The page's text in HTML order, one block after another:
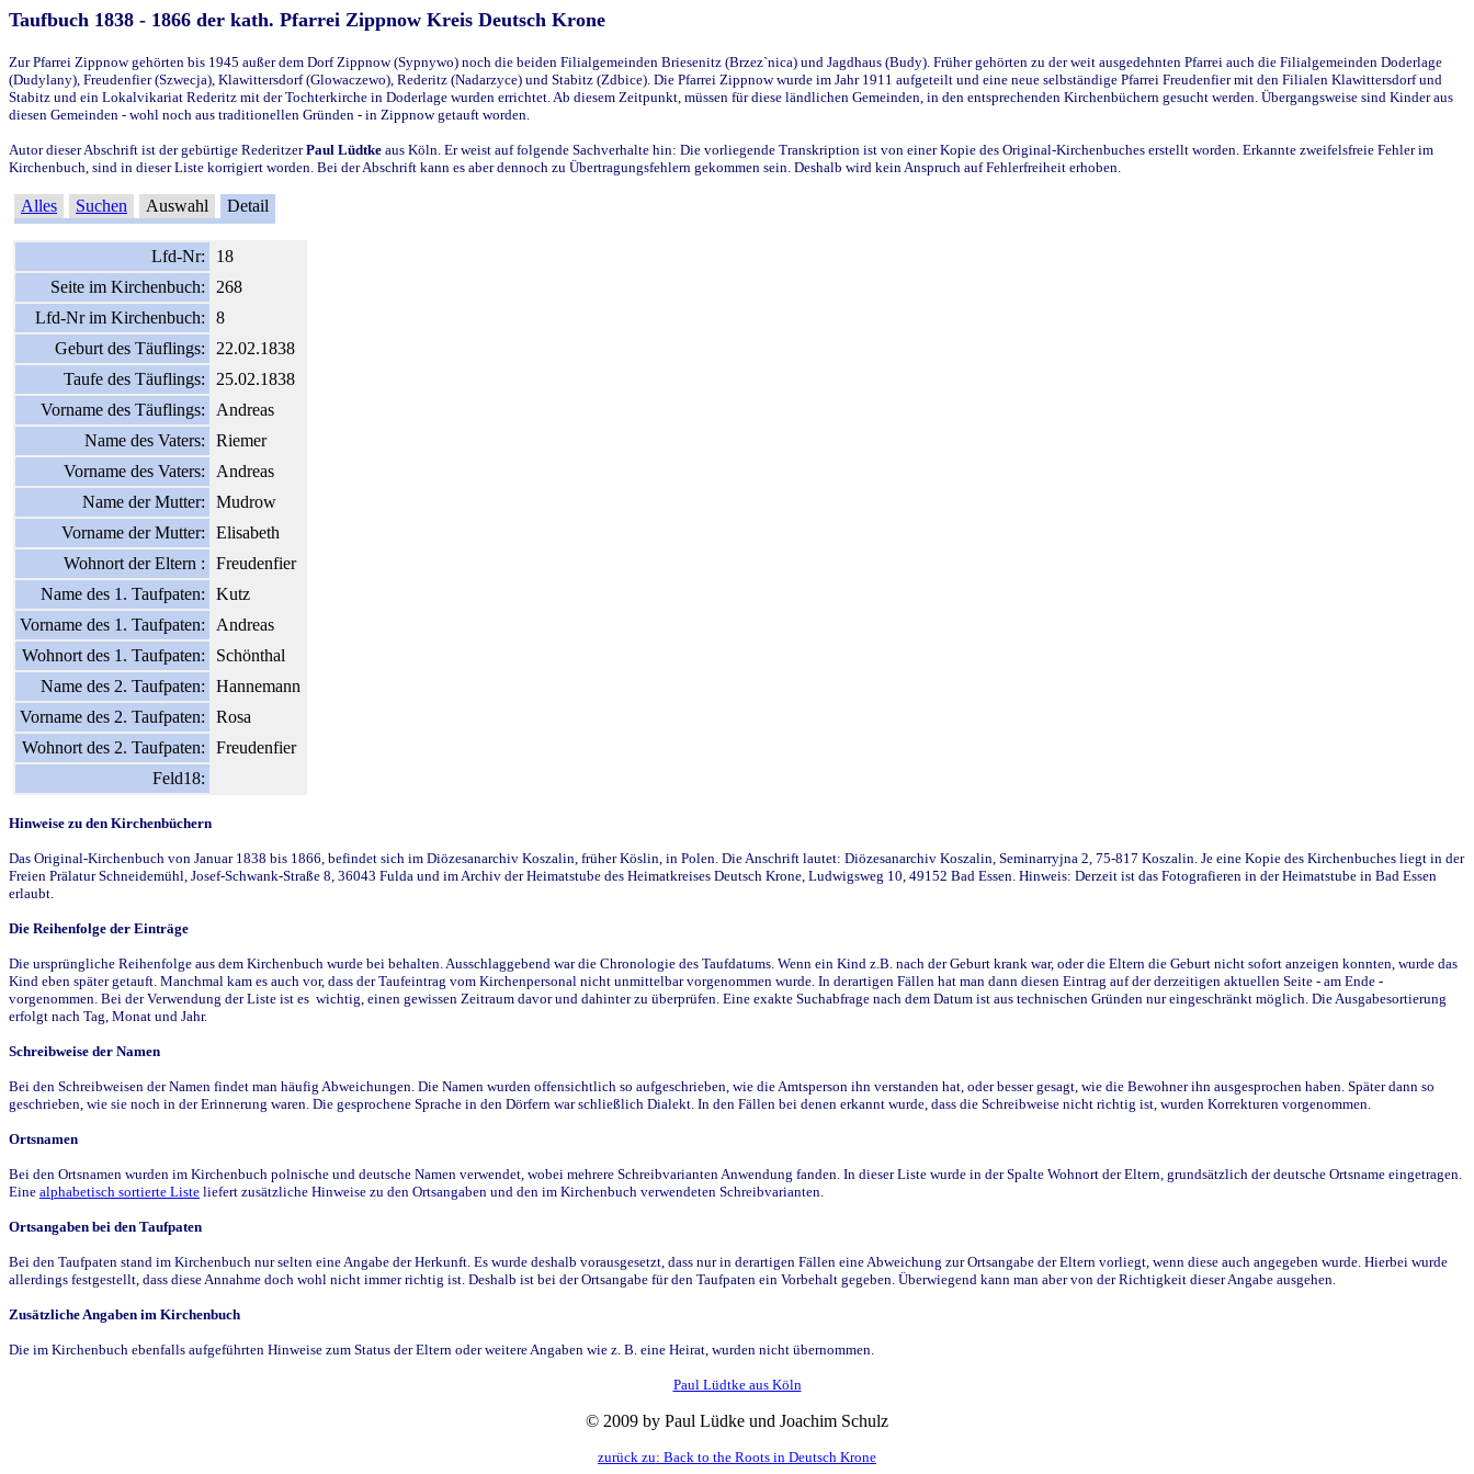
Taufbuch 1838 - 1866 der kath. Pfarrei Zippnow Kreis Deutsch Krone
Zur Pfarrei Zippnow gehörten bis 1945 außer dem Dorf Zippnow (Sypnywo) noch die beiden Filialgemeinden Briesenitz (Brzez`nica) und Jagdhaus (Budy). Früher gehörten zu der weit ausgedehnten Pfarrei auch die Filialgemeinden Doderlage
(Dudylany), Freudenfier (Szwecja), Klawittersdorf (Glowaczewo), Rederitz (Nadarzyce) und Stabitz (Zdbice). Die Pfarrei Zippnow wurde im Jahr 1911 aufgeteilt und eine neue selbständige Pfarrei Freudenfier mit den Filialen Klawittersdorf und
Stabitz und ein Lokalvikariat Rederitz mit der Tochterkirche in Doderlage wurden errichtet. Ab diesem Zeitpunkt, müssen für diese ländlichen Gemeinden, in den entsprechenden Kirchenbüchern gesucht werden. Übergangsweise sind Kinder aus
diesen Gemeinden - wohl noch aus traditionellen Gründen - in Zippnow getauft worden.
Autor dieser Abschrift ist der gebürtige RederitzerPaul Lüdtke aus Köln. Er weist auf folgende Sachverhalte hin: Die vorliegende Transkription ist von einer Kopie des Original-Kirchenbuches erstellt worden. Erkannte zweifelsfreie Fehler im
Kirchenbuch, sind in dieser Liste korrigiert worden. Bei der Abschrift kann es aber dennoch zu Übertragungsfehlern gekommen sein. Deshalb wird kein Anspruch auf Fehlerfreiheit erhoben.
Alles Suchen Auswahl Detail
Lfd-Nr:
18
Seite im Kirchenbuch:
268
Lfd-Nr im Kirchenbuch:
8
Geburt des Täuflings:
22.02.1838
Taufe des Täuflings:
25.02.1838
Vorname des Täuflings:
Andreas
Name des Vaters:
Riemer
Vorname des Vaters:
Andreas
Name der Mutter:
Mudrow
Vorname der Mutter:
Elisabeth
Wohnort der Eltern :
Freudenfier
Name des 1. Taufpaten:
Kutz
Vorname des 1. Taufpaten:
Andreas
Wohnort des 1. Taufpaten:
Schönthal
Name des 2. Taufpaten:
Hannemann
Vorname des 2. Taufpaten:
Rosa
Wohnort des 2. Taufpaten:
Freudenfier
Feld18:
Hinweise zu den Kirchenbüchern
Das Original-Kirchenbuch von Januar 1838 bis 1866, befindet sich im Diözesanarchiv Koszalin, früher Köslin, in Polen. Die Anschrift lautet: Diözesanarchiv Koszalin, Seminarryjna 2, 75-817 Koszalin. Je eine Kopie des Kirchenbuches liegt in der
Freien Prälatur Schneidemühl, Josef-Schwank-Straße 8, 36043 Fulda und im Archiv der Heimatstube des Heimatkreises Deutsch Krone, Ludwigsweg 10, 49152 Bad Essen. Hinweis: Derzeit ist das Fotografieren in der Heimatstube in Bad Essen
erlaubt.
Die Reihenfolge der Einträge
Die ursprüngliche Reihenfolge aus dem Kirchenbuch wurde bei behalten. Ausschlaggebend war die Chronologie des Taufdatums. Wenn ein Kind z.B. nach der Geburt krank war, oder die Eltern die Geburt nicht sofort anzeigen konnten, wurde das
Kind eben später getauft. Manchmal kam es auch vor, dass der Taufeintrag vom Kirchenpersonal nicht unmittelbar vorgenommen wurde. In derartigen Fällen hat man dann diesen Eintrag auf der derzeitigen aktuellen Seite - am Ende -
vorgenommen. Bei der Verwendung der Liste ist es wichtig, einen gewissen Zeitraum davor und dahinter zu überprüfen. Eine exakte Suchabfrage nach dem Datum ist aus technischen Gründen nur eingeschränkt möglich. Die Ausgabesortierung
erfolgt nach Tag, Monat und Jahr.
Schreibweise der Namen
Bei den Schreibweisen der Namen findet man häufig Abweichungen. Die Namen wurden offensichtlich so aufgeschrieben, wie die Amtsperson ihn verstanden hat, oder besser gesagt, wie die Bewohner ihn ausgesprochen haben. Später dann so
geschrieben, wie sie noch in der Erinnerung waren. Die gesprochene Sprache in den Dörfern war schließlich Dialekt. In den Fällen bei denen erkannt wurde, dass die Schreibweise nicht richtig ist, wurden Korrekturen vorgenommen.
Ortsnamen
Bei den Ortsnamen wurden im Kirchenbuch polnische und deutsche Namen verwendet, wobei mehrere Schreibvarianten Anwendung fanden. In dieser Liste wurde in der Spalte Wohnort der Eltern, grundsätzlich der deutsche Ortsname eingetragen.
Eine alphabetisch sortierte Liste liefert zusätzliche Hinweise zu den Ortsangaben und den im Kirchenbuch verwendeten Schreibvarianten.
Ortsangaben bei den Taufpaten
Bei den Taufpaten stand im Kirchenbuch nur selten eine Angabe der Herkunft. Es wurde deshalb vorausgesetzt, dass nur in derartigen Fällen eine Abweichung zur Ortsangabe der Eltern vorliegt, wenn diese auch angegeben wurde. Hierbei wurde
allerdings festgestellt, dass diese Annahme doch wohl nicht immer richtig ist. Deshalb ist bei der Ortsangabe für den Taufpaten ein Vorbehalt gegeben. Überwiegend kann man aber von der Richtigkeit dieser Angabe ausgehen.
Zusätzliche Angaben im Kirchenbuch
Die im Kirchenbuch ebenfalls aufgeführten Hinweise zum Status der Eltern oder weitere Angaben wie z. B. eine Heirat, wurden nicht übernommen.
Paul Lüdtke aus Köln
© 2009 by Paul Lüdke und Joachim Schulz
zurück zu: Back to the Roots in Deutsch Krone